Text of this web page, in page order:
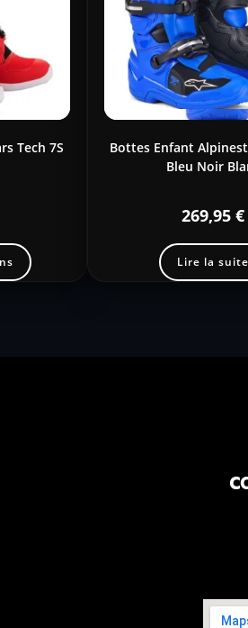
Tech 7S
Bottes Enfant
Bleu Noir
269,95€
Lire la suite